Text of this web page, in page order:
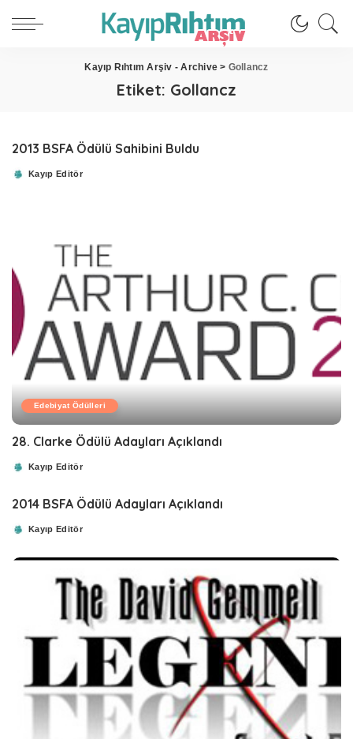
Kayıp Rıhtım Arşiv - Archive > Gollancz
Etiket: Gollancz
2013 BSFA Ödülü Sahibini Buldu
PostedKayıp Editör
Edebiyat Ödülleri
28. Clarke Ödülü Adayları Açıklandı
PostedKayıp Editör
2014 BSFA Ödülü Adayları Açıklandı
PostedKayıp Editör